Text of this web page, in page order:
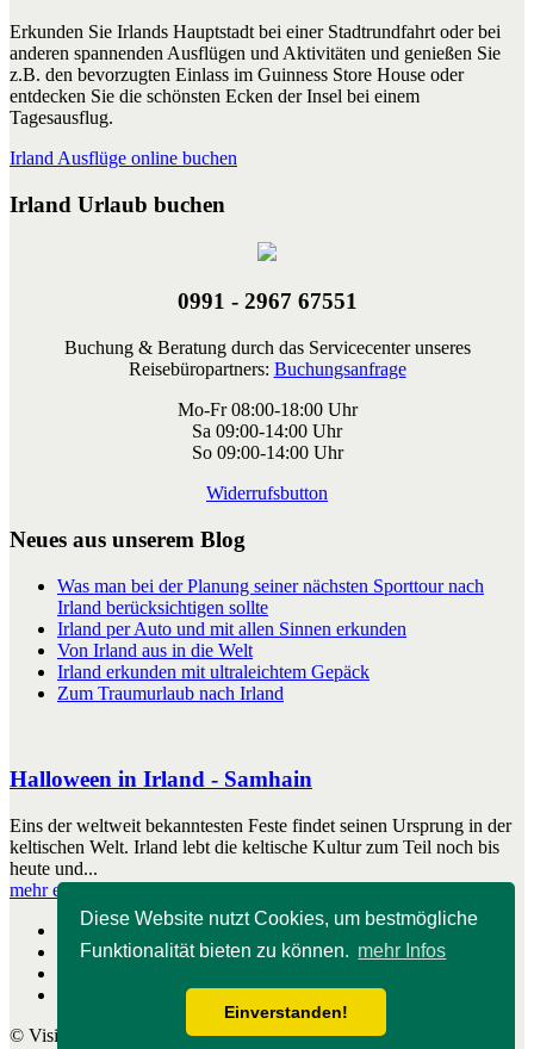
Diese Website nutzt Cookies, um bestmögliche
Funktionalität bieten zu können. mehr Infos
Einverstanden!
Erkunden Sie Irlands Hauptstadt bei einer Stadtrundfahrt oder bei
anderen spannenden Ausflügen und Aktivitäten und genießen Sie
z.B. den bevorzugten Einlass im Guinness Store House oder
entdecken Sie die schönsten Ecken der Insel bei einem
Tagesausflug.
Irland Ausflüge online buchen
Irland Urlaub buchen
0991 - 2967 67551
Buchung & Beratung durch das Servicecenter unseres
Reisebüropartners: Buchungsanfrage
Mo-Fr 08:00-18:00 Uhr
Sa 09:00-14:00 Uhr
So 09:00-14:00 Uhr
Widerrufsbutton
Neues aus unserem Blog
Was man bei der Planung seiner nächsten Sporttour nach
Irland berücksichtigen sollte
Irland per Auto und mit allen Sinnen erkunden
Von Irland aus in die Welt
Irland erkunden mit ultraleichtem Gepäck
Zum Traumurlaub nach Irland
Halloween in Irland - Samhain
Eins der weltweit bekanntesten Feste findet seinen Ursprung in der
keltischen Welt. Irland lebt die keltische Kultur zum Teil noch bis
heute und...
mehr erfahren
Start
Impressum
Nutzungshinweise
© Visitirland.de - online seit 2009 - 2026